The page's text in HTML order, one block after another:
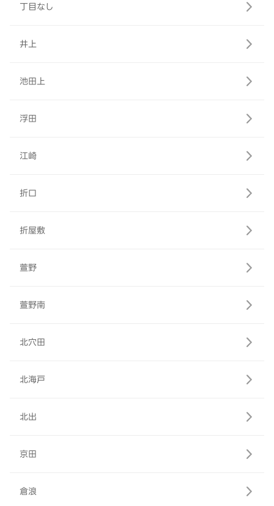
丁目なし
井上
池田上
浮田
江崎
折口
折屋敷
萱野
萱野南
北穴田
北海戸
北出
京田
倉浪